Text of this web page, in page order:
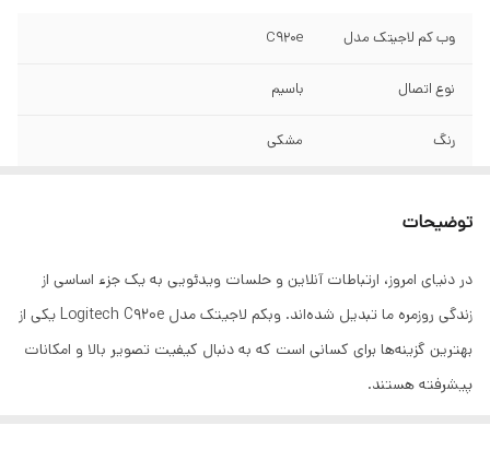
وب کم لاجیتک مدل C920e
نوع اتصال باسیم
رنگ مشکی
میکروفون داخلی
وضوح ضبط فیلم 1080×1920 پیکسل
حداکثر رزولوشن
توضیحات
در دنیای امروز، ارتباطات آنلاین و حلسات ویدئویی به یک جزء اساسی از
زندگی روزمره ما تبدیل شده‌اند. وبکم لاجیتک مدل Logitech C920e یکی از
بهترین گزینه‌ها برای کسانی است که به دنبال کیفیت تصویر بالا و امکانات
پیشرفته هستند.